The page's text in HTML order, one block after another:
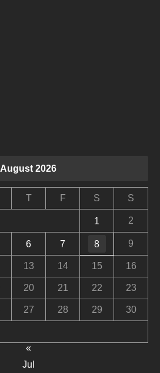
August 2026
T F S S
1 2
6 7 8 9
13 14 15 16
20 21 22 23
27 28 29 30
«
Jul